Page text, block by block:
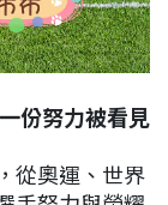
份努力被看見
從奧運、世界